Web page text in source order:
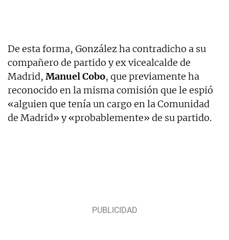
De esta forma, González ha contradicho a su
compañero de partido y ex vicealcalde de
Madrid, Manuel Cobo, que previamente ha
reconocido en la misma comisión que le espió
«alguien que tenía un cargo en la Comunidad
de Madrid» y «probablemente» de su partido.